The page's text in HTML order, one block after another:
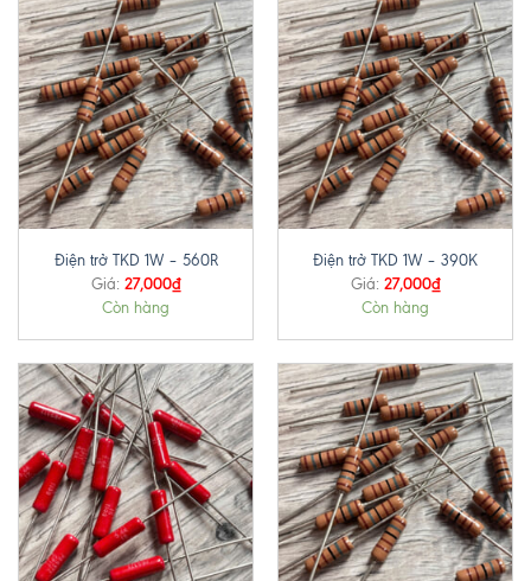
Điện trở TKD 1W – 560R
Giá: 27,000₫
Còn hàng
Điện trở TKD 1W – 390K
Giá: 27,000₫
Còn hàng